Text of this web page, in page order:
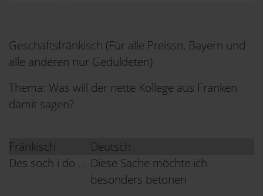
Geschäftsfränkisch (Für alle Preissn, Bayern und
alle anderen nur Geduldeten)
Thema: Was will der nette Kollege aus Franken
damit sagen?
Fränkisch
Deutsch
Des soch i do … Diese Sache möchte ich
besonders betonen